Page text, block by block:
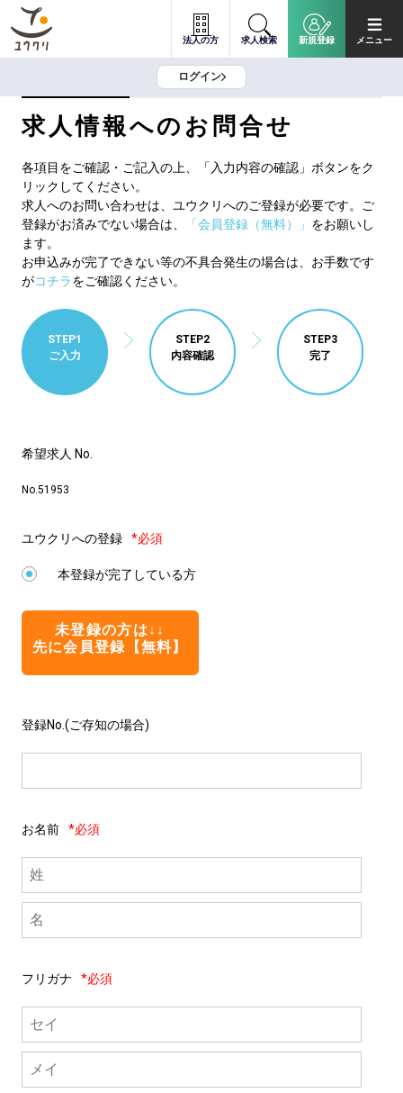
法人の方 求人検索 新規登録 メニュー
ログイン
求人情報へのお問合せ
各項目をご確認・ご記入の上、「入力内容の確認」ボタンをク
リックしてください。
求人へのお問い合わせは、ユウクリへのご登録が必要です。ご
登録がお済みでない場合は、
「会員登録（無料）」 をお願いし
ます。
お申込みが完了できない等の不具合発生の場合は、お手数です
がコチラをご確認ください。
STEP1
ご入力
STEP2
内容確認
STEP3
完了
希望求人 No.
No.51953
ユウクリへの登録 *必須
本登録が完了している方
未登録の方は↓↓
先に会員登録【無料】
登録No.(ご存知の場合)
お名前 *必須
フリガナ *必須